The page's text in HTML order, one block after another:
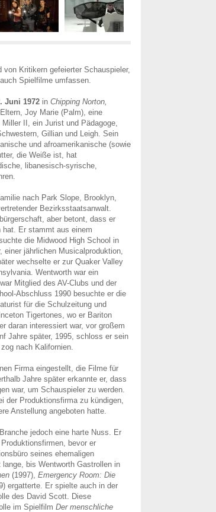
Kritikern gefeierter Schauspieler,
Spielfilme umfassen.
Juni 1972 in Chipping Norton,
Joy Marie (Palm), eine
II, ein Jurist und Pädagoge,
Gillian und Leigh. Sein
und afroamerikanische (sowie
die Weiße ist, hat
libanesisch-syrische,
nach Park Slope, Brooklyn,
Bezirksstaatsanwalt.
aber betont, dass er
hat. Er stammt aus einem
die Midwood High School in
einer jährlichen Musicalproduktion,
wechselte er zur Quaker Valley
Wentworth war ein
Mitglied des AV-Clubs und der
Abschluss 1990 besuchte er die
für die Schulzeitung und
Tigertones, wo er Bariton
daran interessiert war, vor großem
Jahre später, 1995, schloss er sein
nach Kalifornien.
Firma eingestellt, die Filme für
Jahre später erkannte er, dass
war, um Schauspieler zu werden.
der Produktionsfirma zu kündigen,
Anstellung angeboten hatte.
jedoch eine harte Nuss. Er
bevor er
seines ehemaligen
bis Wentworth Gastrollen in
(1997), Emergency Room: Die
ergatterte. Er spielte auch in der
des David Scott. Diese
im Spielfilm Der menschliche